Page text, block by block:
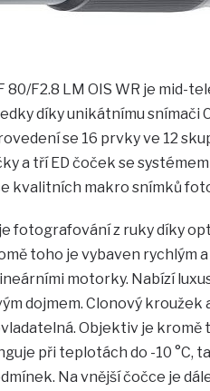
80/F2.8 LM OIS WR je mid-
díky unikátnímu snímači
se 16 prvky ve 12
a tří ED čoček se
kvalitních makro snímků
fotografování z ruky díky
toho je vybaven rychlým
motorky. Nabízí
dojmem. Clonový
Objektiv je
při teplotách do -10 °C,
Na vnější čočce je